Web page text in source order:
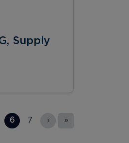
Supply
6 7 › »